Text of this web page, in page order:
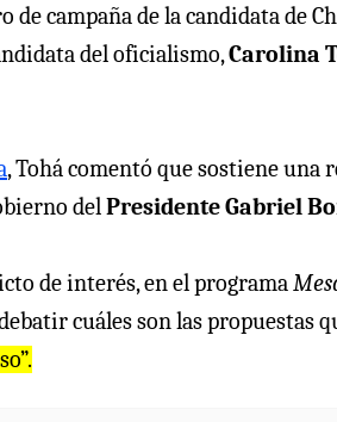
de campaña de la candidata de
del oficialismo,Carolina
, Tohá comentó que sostiene
delPresidente Gabriel
de interés, en el programa
cuáles son las propuestas